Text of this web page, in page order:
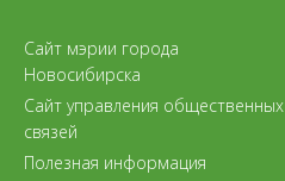
Сайт мэрии города
Новосибирска
Сайт управления общественных
связей
Полезная информация